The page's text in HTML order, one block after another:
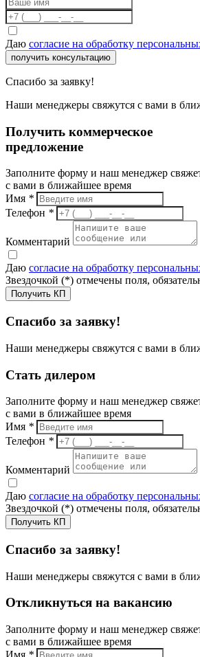
Даю согласие на обработку
получить консультацию
Спасибо за заявку!
Наши менеджеры свяжутся с вами в
Получить коммерческое
предложение
Заполните форму и наш менеджер
с вами в ближайшее время
Имя *
Телефон *
Комментарий
Даю согласие на обработку
Звездочкой (*) отмечены поля,
Получить КП
Спасибо за заявку!
Наши менеджеры свяжутся с вами в
Стать дилером
Заполните форму и наш менеджер
с вами в ближайшее время
Имя *
Телефон *
Комментарий
Даю согласие на обработку
Звездочкой (*) отмечены поля,
Получить КП
Спасибо за заявку!
Наши менеджеры свяжутся с вами в
Откликнуться на вакансию
Заполните форму и наш менеджер
с вами в ближайшее время